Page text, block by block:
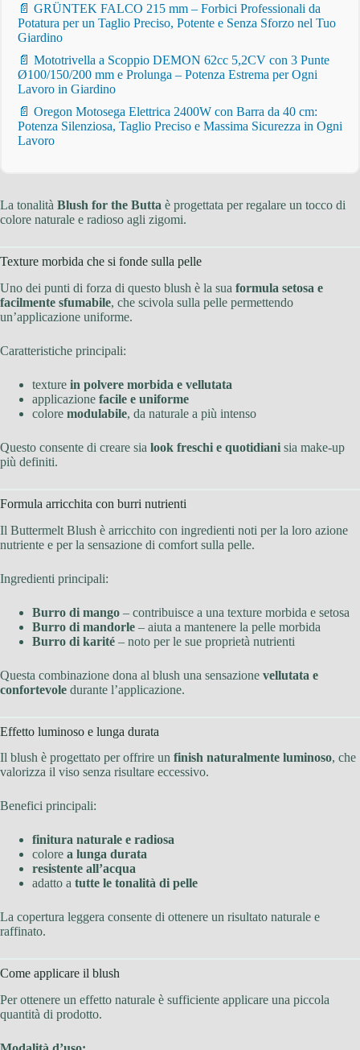
📄 GRÜNTEK FALCO 215 mm – Forbici Professionali da
Potatura per un Taglio Preciso, Potente e Senza Sforzo nel Tuo
Giardino
📄 Mototrivella a Scoppio DEMON 62cc 5,2CV con 3 Punte
Ø100/150/200 mm e Prolunga – Potenza Estrema per Ogni
Lavoro in Giardino
📄 Oregon Motosega Elettrica 2400W con Barra da 40 cm:
Potenza Silenziosa, Taglio Preciso e Massima Sicurezza in Ogni
Lavoro
La tonalità Blush for the Butta è progettata per regalare un tocco di
colore naturale e radioso agli zigomi.
Texture morbida che si fonde sulla pelle
Uno dei punti di forza di questo blush è la sua formula setosa e
facilmente sfumabile, che scivola sulla pelle permettendo
un’applicazione uniforme.
Caratteristiche principali:
texture in polvere morbida e vellutata
applicazione facile e uniforme
colore modulabile, da naturale a più intenso
Questo consente di creare sia look freschi e quotidiani sia make-up
più definiti.
Formula arricchita con burri nutrienti
Il Buttermelt Blush è arricchito con ingredienti noti per la loro azione
nutriente e per la sensazione di comfort sulla pelle.
Ingredienti principali:
Burro di mango – contribuisce a una texture morbida e setosa
Burro di mandorle – aiuta a mantenere la pelle morbida
Burro di karité – noto per le sue proprietà nutrienti
Questa combinazione dona al blush una sensazione vellutata e
confortevole durante l’applicazione.
Effetto luminoso e lunga durata
Il blush è progettato per offrire un finish naturalmente luminoso, che
valorizza il viso senza risultare eccessivo.
Benefici principali:
finitura naturale e radiosa
colore a lunga durata
resistente all’acqua
adatto a tutte le tonalità di pelle
La copertura leggera consente di ottenere un risultato naturale e
raffinato.
Come applicare il blush
Per ottenere un effetto naturale è sufficiente applicare una piccola
quantità di prodotto.